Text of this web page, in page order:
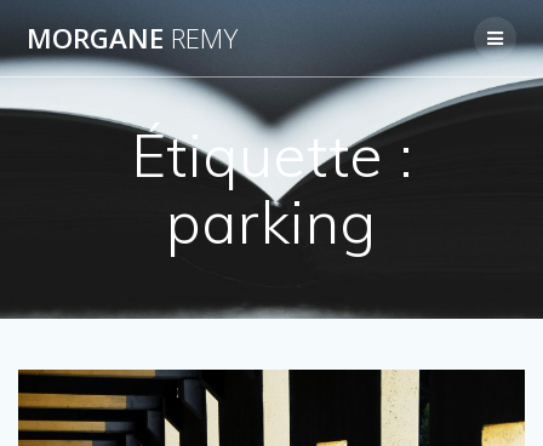
MORGANE REMY
Étiquette :
parking